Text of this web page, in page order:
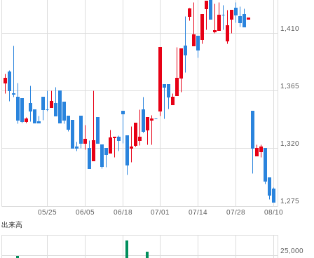
08/10
07/28
07/14
07/01
06/18
06/05
05/25
1,275
1,320
1,365
1,410
出来高
25,000